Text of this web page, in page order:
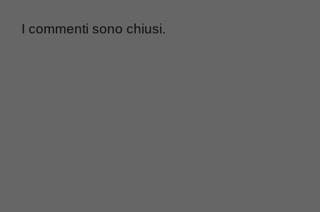
I commenti sono chiusi.